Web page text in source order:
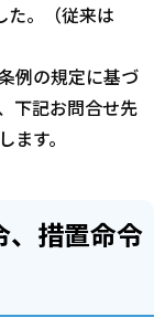
た。（従来は
例の規定に基づ
下記お問合せ先
す。
、措置命令